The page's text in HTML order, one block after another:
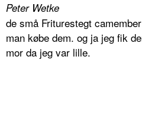
Peter Wetke
de små Friturestegt
man købe dem. og ja jeg fik
mor da jeg var lille.